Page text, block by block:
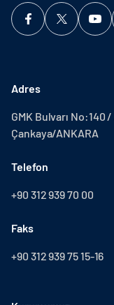
Adres
GMK Bulvarı No:140
Çankaya/ANKARA
Telefon
+90 312 939 70 00
Faks
+90 312 939 75 15-16